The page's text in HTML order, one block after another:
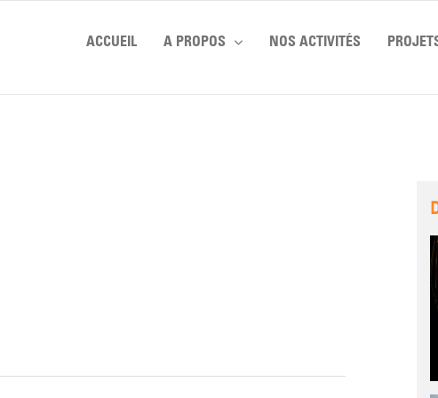
ACCUEIL A PROPOS NOS ACTIVITÉS